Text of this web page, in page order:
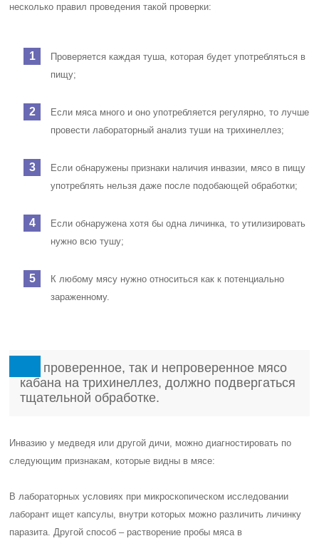
несколько правил проведения такой проверки:
Проверяется каждая туша, которая будет употребляться в
пищу;
Если мяса много и оно употребляется регулярно, то лучше
провести лабораторный анализ туши на трихинеллез;
Если обнаружены признаки наличия инвазии, мясо в пищу
употреблять нельзя даже после подобающей обработки;
Если обнаружена хотя бы одна личинка, то утилизировать
нужно всю тушу;
К любому мясу нужно относиться как к потенциально
зараженному.
Как проверенное, так и непроверенное мясо
кабана на трихинеллез, должно подвергаться
тщательной обработке.
Инвазию у медведя или другой дичи, можно диагностировать по
следующим признакам, которые видны в мясе:
В лабораторных условиях при микроскопическом исследовании
лаборант ищет капсулы, внутри которых можно различить личинку
паразита. Другой способ – растворение пробы мяса в